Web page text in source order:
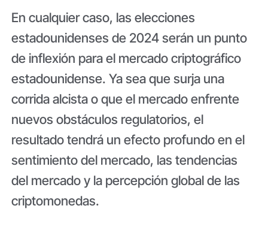
En cualquier caso, las elecciones
estadounidenses de 2024 serán un punto
de inflexión para el mercado criptográfico
estadounidense. Ya sea que surja una
corrida alcista o que el mercado enfrente
nuevos obstáculos regulatorios, el
resultado tendrá un efecto profundo en el
sentimiento del mercado, las tendencias
del mercado y la percepción global de las
criptomonedas.